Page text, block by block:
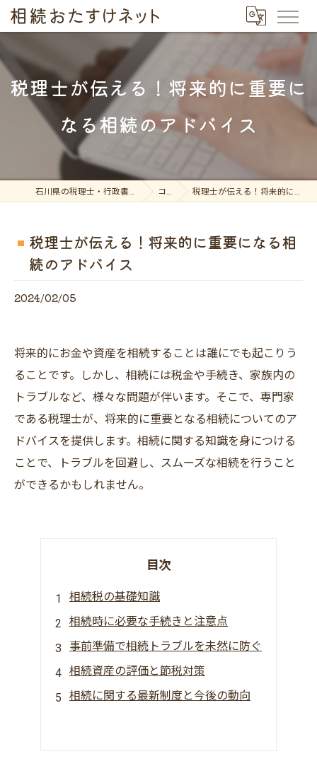
税理士が伝える！将来的に重要に
なる相続のアドバイス
石川県の税理士・行政書士なら相続おたすけネット コラム 税理士が伝える！将来的に重要になる相続のアドバイス
税理士が伝える！将来的に重要になる相
続のアドバイス
2024/02/05
将来的にお金や資産を相続することは誰にでも起こりう
ることです。しかし、相続には税金や手続き、家族内の
トラブルなど、様々な問題が伴います。そこで、専門家
である税理士が、将来的に重要となる相続についてのア
ドバイスを提供します。相続に関する知識を身につける
ことで、トラブルを回避し、スムーズな相続を行うこと
ができるかもしれません。
目次
相続税の基礎知識
相続時に必要な手続きと注意点
事前準備で相続トラブルを未然に防ぐ
相続資産の評価と節税対策
相続に関する最新制度と今後の動向